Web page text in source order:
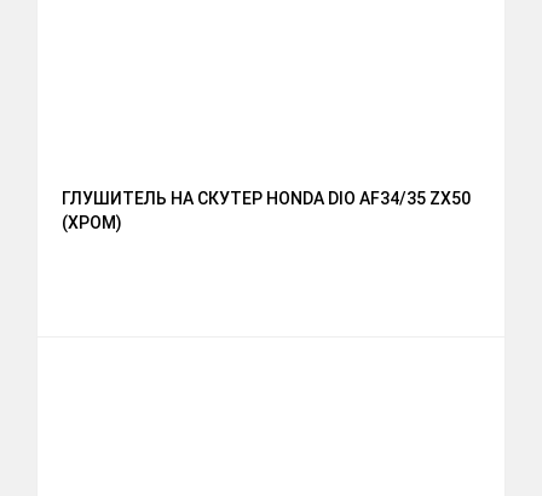
ГЛУШИТЕЛЬ НА СКУТЕР HONDA DIO AF34/35 ZX50
(ХРОМ)